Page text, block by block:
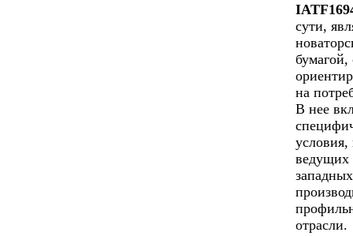
сути,
бумагой,
на
В нее
условия,
ведущих
западных
отрасли.